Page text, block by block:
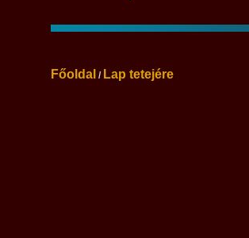
Főoldal / Lap tetejére